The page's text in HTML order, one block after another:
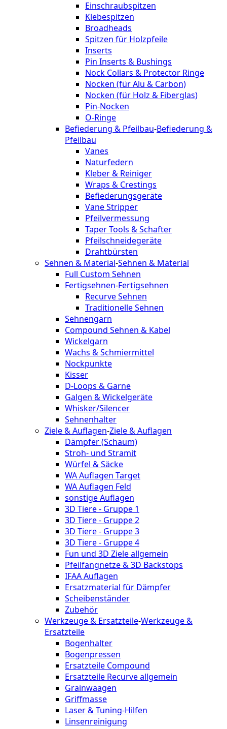
Einschraubspitzen
Klebespitzen
Broadheads
Spitzen für Holzpfeile
Inserts
Pin Inserts & Bushings
Nock Collars & Protector Ringe
Nocken (für Alu & Carbon)
Nocken (für Holz & Fiberglas)
Pin-Nocken
O-Ringe
Befiederung & Pfeilbau-Befiederung &
Pfeilbau
Vanes
Naturfedern
Kleber & Reiniger
Wraps & Crestings
Befiederungsgeräte
Vane Stripper
Pfeilvermessung
Taper Tools & Schafter
Pfeilschneidegeräte
Drahtbürsten
Sehnen & Material-Sehnen & Material
Full Custom Sehnen
Fertigsehnen-Fertigsehnen
Recurve Sehnen
Traditionelle Sehnen
Sehnengarn
Compound Sehnen & Kabel
Wickelgarn
Wachs & Schmiermittel
Nockpunkte
Kisser
D-Loops & Garne
Galgen & Wickelgeräte
Whisker/Silencer
Sehnenhalter
Ziele & Auflagen-Ziele & Auflagen
Dämpfer (Schaum)
Stroh- und Stramit
Würfel & Säcke
WA Auflagen Target
WA Auflagen Feld
sonstige Auflagen
3D Tiere - Gruppe 1
3D Tiere - Gruppe 2
3D Tiere - Gruppe 3
3D Tiere - Gruppe 4
Fun und 3D Ziele allgemein
Pfeilfangnetze & 3D Backstops
IFAA Auflagen
Ersatzmaterial für Dämpfer
Scheibenständer
Zubehör
Werkzeuge & Ersatzteile-Werkzeuge &
Ersatzteile
Bogenhalter
Bogenpressen
Ersatzteile Compound
Ersatzteile Recurve allgemein
Grainwaagen
Griffmasse
Laser & Tuning-Hilfen
Linsenreinigung